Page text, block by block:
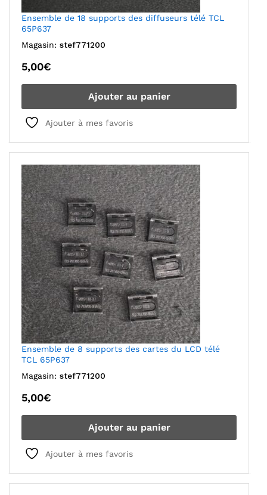
Ensemble de 18 supports des diffuseurs télé TCL
65P637
Magasin: stef771200
5,00€
Ajouter au panier
Ajouter à mes favoris
Ensemble de 8 supports des cartes du LCD télé
TCL 65P637
Magasin: stef771200
5,00€
Ajouter au panier
Ajouter à mes favoris